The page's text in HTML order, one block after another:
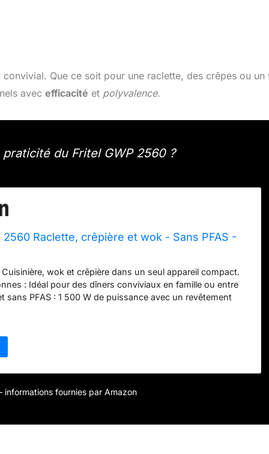
Que ce soit pour une raclette, des crêpes ou un
avec efficacité et polyvalence.
du Fritel GWP 2560 ?
2560 Raclette, crêpière et wok - Sans PFAS -
Cuisinière, wok et crêpière dans un seul appareil compact.
: Idéal pour des dîners conviviaux en famille ou entre
sans PFAS : 1 500 W de puissance avec un revêtement
l'emploi.
informations fournies par Amazon